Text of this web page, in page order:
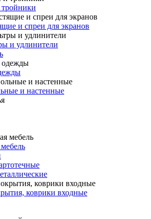
тройники
и спреи для экранов
и удлинители
и настенные
коврики входные